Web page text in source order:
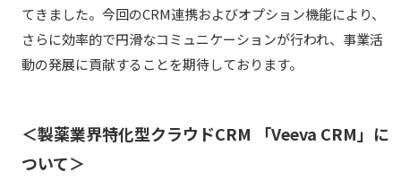
てきました。今回のCRM連携およびオプション機能により、
さらに効率的で円滑なコミュニケーションが行われ、事業活
動の発展に貢献することを期待しております。
＜製薬業界特化型クラウドCRM 「Veeva CRM」に
ついて＞